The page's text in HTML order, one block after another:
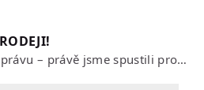
Máme pro vás skvělou zprávu – právě jsme spustili prodej vstupenek na říjen…